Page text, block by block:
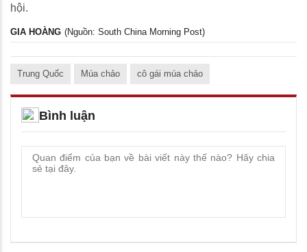
hội.
GIA HOÀNG (Nguồn: South China Morning Post)
Trung Quốc Múa chảo cô gái múa chảo
Bình luận